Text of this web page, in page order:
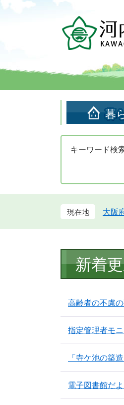
頭
す。
飛
し
暮
キーワード検
大阪
文
新着
高齢者の不慮
指定管理者モ
「寺ケ池の築
電子図書館だ